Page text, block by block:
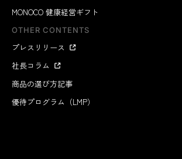
MONOCO 健康経営ギフト
OTHER CONTENTS
プレスリリース
社長コラム
商品の選び方記事
優待プログラム（LMP）